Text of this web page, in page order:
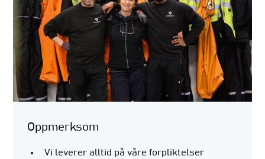
Oppmerksom
Vi leverer alltid på våre forpliktelser